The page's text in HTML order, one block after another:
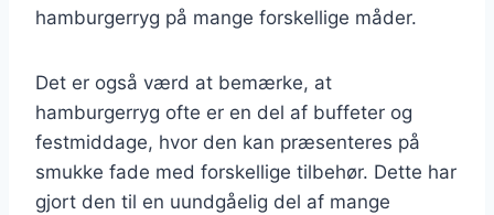
hamburgerryg på mange forskellige måder.
Det er også værd at bemærke, at
hamburgerryg ofte er en del af buffeter og
festmiddage, hvor den kan præsenteres på
smukke fade med forskellige tilbehør. Dette har
gjort den til en uundgåelig del af mange